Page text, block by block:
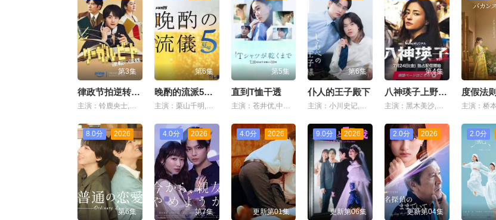
第3集
律政节拍逆转法庭
主演：铃鹿央士,稻垣吾郎,小雪,前原瑞树
第6集
晚酌的流派5夏篇
主演：栗山千明,武田航平
第5集
直到T恤干透
主演：苍井优,中岛步,高桥文哉,夏帆,松山研一,中川雅也,臼田麻美,斋藤飞鸟,庄司浩平
第6集
仆人的王子殿下
主演：小川史记,濑户利树
第4集
八神瑛子上野中央署组织犯罪对策课
主演：黑木美沙,每熊克哉,高良健吾,池内博之,小岛健,凉,藤木直人,奥田瑛二
度假法则
8.0分 2026
第6集
4.0分 2026
第7集
4.0分 2026
更新第01集
9.0分 2026
更新第06集
2.0分 2026
更新第04集
2.0分